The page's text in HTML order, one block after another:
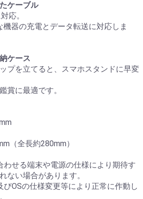
ケーブル
応。
器の充電とデータ転送に対応しま
ケース
プを立てると、スマホスタンドに早変
賞に最適です。
（全長約280mm）
わせる端末や電源の仕様により期待す
ない場合があります。
OSの仕様変更等により正常に作動し